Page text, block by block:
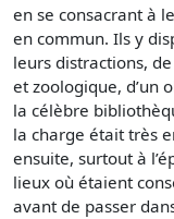
en se consacrant à
en commun. Ils y
leurs distractions,
et zoologique, d’un
la célèbre
la charge était très
ensuite, surtout à
lieux où étaient
avant de passer